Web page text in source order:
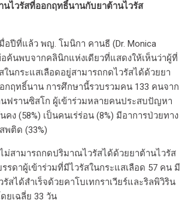
นไวรัสที่ออกฤทธิ์นานกับยาต้านไวรัส
อปีที่แล้ว พญ. โมนิกา คานธี (Dr. Monica
อค้นพบจากคลินิกแห่งเดียวที่แสดงให้เห็นว่าผู้ที่
ในกระแสเลือดอยู่สามารถกดไวรัสได้ด้วยยา
ฤทธิ์นาน การศึกษานี้รวบรวมคน 133 คนจาก
ฟรานซิสโก ผู้เข้าร่วมหลายคนประสบปัญหา
ง (58%) เป็นคนเร่ร่อน (8%) มีอาการป่วยทาง
พติด (33%)
ม่สามารถกดปริมาณไวรัสได้ด้วยยาต้านไวรัส
รดาผู้เข้าร่วมที่มีไวรัสในกระแสเลือด 57 คน มี
สได้สำเร็จด้วยคาโบเทกราเวียร์และริลพิวิริน
ยเฉลี่ย 33 วัน